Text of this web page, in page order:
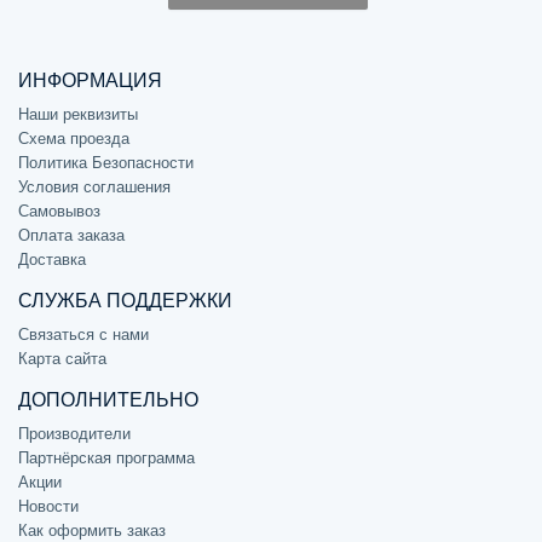
ИНФОРМАЦИЯ
Наши реквизиты
Схема проезда
Политика Безопасности
Условия соглашения
Самовывоз
Оплата заказа
Доставка
СЛУЖБА ПОДДЕРЖКИ
Связаться с нами
Карта сайта
ДОПОЛНИТЕЛЬНО
Производители
Партнёрская программа
Акции
Новости
Как оформить заказ